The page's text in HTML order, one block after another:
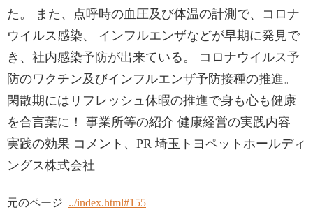
た。 また、点呼時の血圧及び体温の計測で、コロナ
ウイルス感染、 インフルエンザなどが早期に発見で
き、社内感染予防が出来ている。 コロナウイルス予
防のワクチン及びインフルエンザ予防接種の推進。
閑散期にはリフレッシュ休暇の推進で身も心も健康
を合言葉に！ 事業所等の紹介 健康経営の実践内容
実践の効果 コメント、PR 埼玉トヨペットホールディ
ングス株式会社
元のページ ../index.html#155